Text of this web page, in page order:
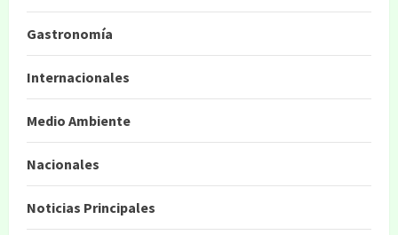
Gastronomía
Internacionales
Medio Ambiente
Nacionales
Noticias Principales